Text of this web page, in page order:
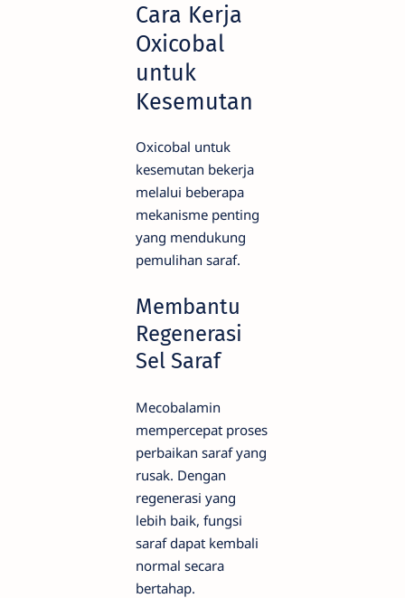
Cara Kerja
Oxicobal
untuk
Kesemutan
Oxicobal untuk
kesemutan bekerja
melalui beberapa
mekanisme penting
yang mendukung
pemulihan saraf.
Membantu
Regenerasi
Sel Saraf
Mecobalamin
mempercepat proses
perbaikan saraf yang
rusak. Dengan
regenerasi yang
lebih baik, fungsi
saraf dapat kembali
normal secara
bertahap.